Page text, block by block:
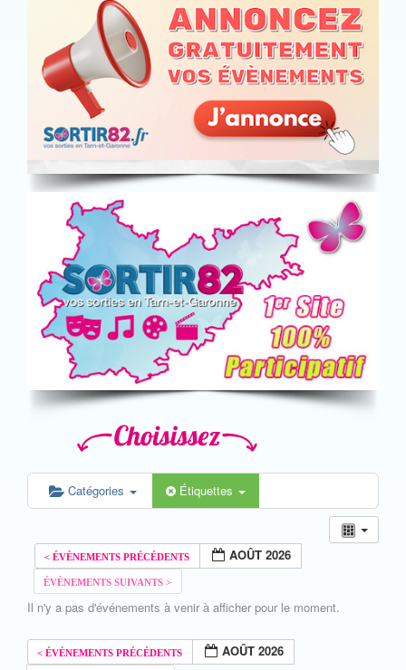
Catégories Étiquettes
AOÛT 2026
Il n'y a pas d'événements à venir à afficher pour le moment.
AOÛT 2026